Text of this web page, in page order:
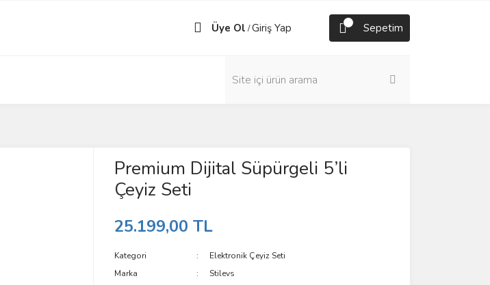
Üye Ol /Giriş Yap Sepetim
Premium Dijital Süpürgeli 5’li
Çeyiz Seti
25.199,00 TL
Kategori
Elektronik Çeyiz Seti
Marka
Stilevs